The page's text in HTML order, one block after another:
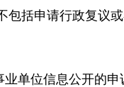
括申请行政复议或
单位信息公开的申